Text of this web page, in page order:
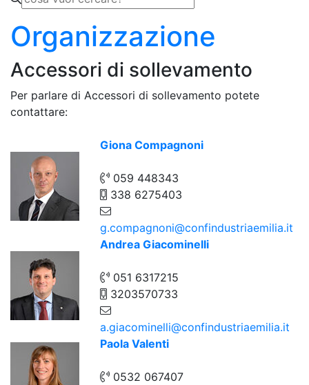
Organizzazione
Accessori di sollevamento
Per parlare di Accessori di sollevamento potete
contattare:
Giona Compagnoni
059 448343
338 6275403
g.compagnoni@confindustriaemilia.it
Andrea Giacominelli
051 6317215
3203570733
a.giacominelli@confindustriaemilia.it
Paola Valenti
0532 067407